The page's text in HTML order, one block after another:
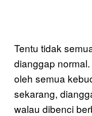
Tentu tidak
dianggap
oleh semua
sekarang,
walau dibenci